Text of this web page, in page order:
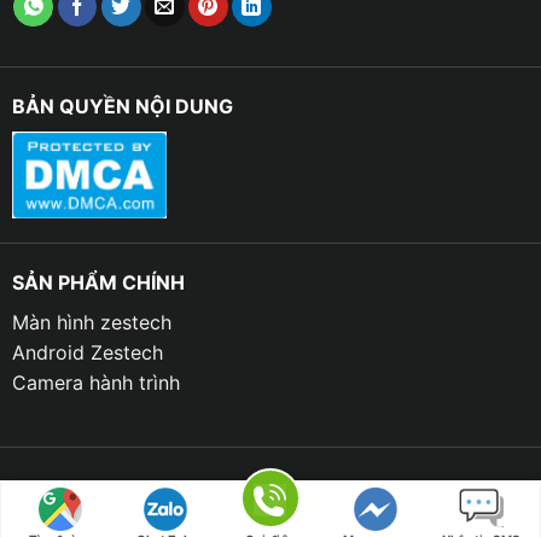
✪ Cảm biến lùi de cho xe Mazda 2 có chế độ hoạt
động tương tự như camera lùi và nó được kích hoạt
khi xe bắt đầu lùi. Để cung cấp nguồn điện cho thiết bị
này và màn hình hiển thị trên taplo, nó được sử dụng
✪ Khi cảm biến phát hiện có vật cản, thiết bị này sẽ
phát ra những tiếng kêu tít tít để cảnh báo đến tài xế.
Tiếng kêu sẽ trở nên lớn hơn và tần số sẽ nhanh hơn
kéo dài, tượng trưng cho khoảng cách an toàn và
thường là khoảng 20 cm.
BẢN QUYỀN NỘI DUNG
SẢN PHẨM CHÍNH
Màn hình zestech
Android Zestech
Camera hành trình
Copyright 2023 © THANH BÌNH AUTO | Design by TBAUTO.VN